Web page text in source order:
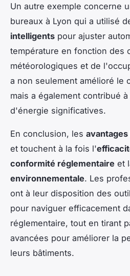
Un autre exemple concerne
bureaux à Lyon qui a utilisé
intelligents pour ajuster
température en fonction des
météorologiques et de
a non seulement amélioré le
mais a également contribué
d'énergie significatives.
En conclusion, les avantages
et touchent à la fois l'
conformité réglementaire et
environnementale. Les
ont à leur disposition des
pour naviguer efficacement
réglementaire, tout en tirant
avancées pour améliorer la
leurs bâtiments.